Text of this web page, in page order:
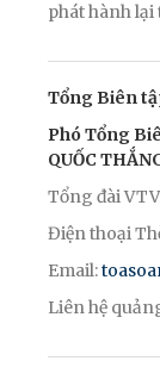
phát hành
Tổng Biên
Phó Tổng
QUỐC
Tổng đài
Điện thoại
Email:
Liên hệ